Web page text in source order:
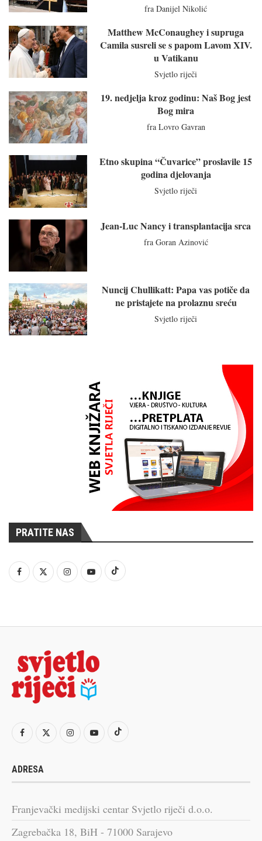
fra Danijel Nikolić
Matthew McConaughey i supruga
Camila susreli se s papom Lavom XIV.
u Vatikanu
Svjetlo riječi
19. nedjelja kroz godinu: Naš Bog jest
Bog mira
fra Lovro Gavran
Etno skupina “Čuvarice” proslavile 15
godina djelovanja
Svjetlo riječi
Jean-Luc Nancy i transplantacija srca
fra Goran Azinović
Nuncij Chullikatt: Papa vas potiče da
ne pristajete na prolaznu sreću
Svjetlo riječi
PRATITE NAS
ADRESA
Franjevački medijski centar Svjetlo riječi d.o.o.
Zagrebačka 18, BiH - 71000 Sarajevo